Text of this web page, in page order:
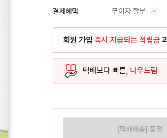
결제혜택 무이자 할부
회원 가입 즉시 지급되는 적립금
택배보다 빠른, 나우드림
[택배배송] 품절